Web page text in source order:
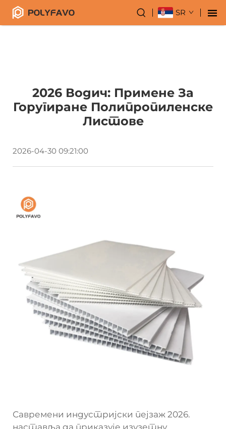
SR
2026 Водич: Примене За
Горугиране Полипропиленске
Листове
2026-04-30 09:21:00
Савремени индустријски пејзаж 2026.
наставља да приказује изузетну